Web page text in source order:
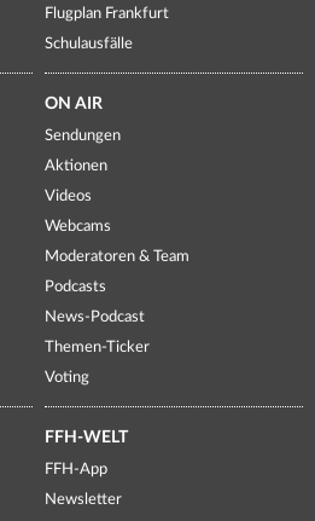
Flugplan Frankfurt
Schulausfälle
ON AIR
Sendungen
Aktionen
Videos
Webcams
Moderatoren & Team
Podcasts
News-Podcast
Themen-Ticker
Voting
FFH-WELT
FFH-App
Newsletter